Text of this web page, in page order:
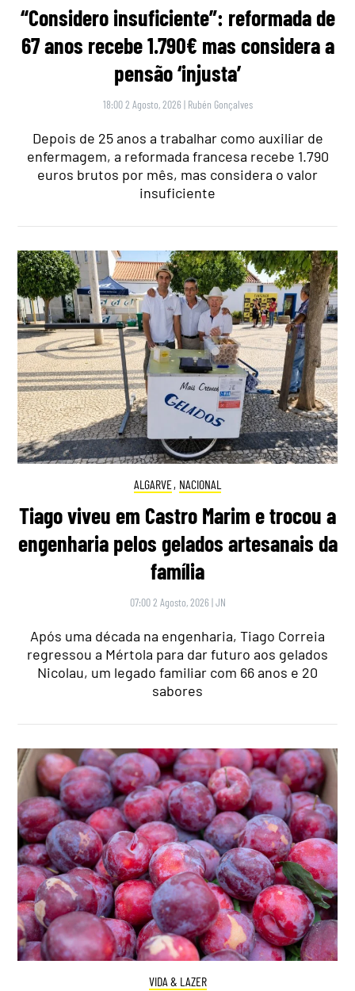
“Considero insuficiente”: reformada de
67 anos recebe 1.790€ mas considera a
pensão ‘injusta’
18:00 2 Agosto, 2026 | Rubén Gonçalves
Depois de 25 anos a trabalhar como auxiliar de
enfermagem, a reformada francesa recebe 1.790
euros brutos por mês, mas considera o valor
insuficiente
ALGARVE, NACIONAL
Tiago viveu em Castro Marim e trocou a
engenharia pelos gelados artesanais da
família
07:00 2 Agosto, 2026 |JN
Após uma década na engenharia, Tiago Correia
regressou a Mértola para dar futuro aos gelados
Nicolau, um legado familiar com 66 anos e 20
sabores
VIDA & LAZER